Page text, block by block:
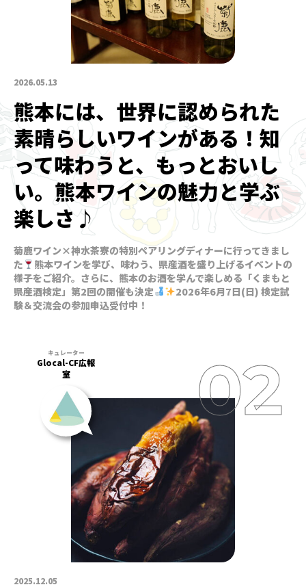
2026.05.13
熊本には、世界に認められた
素晴らしいワインがある！知
って味わうと、もっとおいし
い。熊本ワインの魅力と学ぶ
楽しさ♪
菊鹿ワイン×神水茶寮の特別ペアリングディナーに行ってきまし
た
熊本ワインを学び、味わう、県産酒を盛り上げるイベントの
様子をご紹介。さらに、熊本のお酒を学んで楽しめる「くまもと
県産酒検定」第2回の開催も決定
2026年6月7日(日) 検定試
験＆交流会の参加申込受付中！
2025.12.05
Glocal-CF広報
室